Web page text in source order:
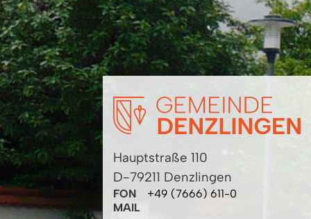
Hauptstraße 110
D-79211 Denzlingen
FON
+49 (7666) 611-0
MAIL